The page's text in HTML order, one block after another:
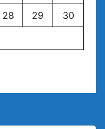
28 29
30